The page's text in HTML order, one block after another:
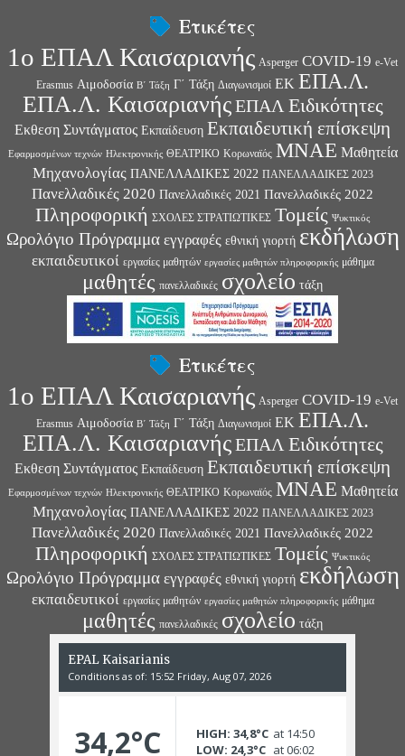
Ετικέτες
1ο ΕΠΑΛ Καισαριανής Asperger COVID-19 e-Vet
Erasmus Αιμοδοσία Β΄ Τάξη Γ΄ Τάξη Διαγωνισμοί ΕΚ ΕΠΑ.Λ.
ΕΠΑ.Λ. Καισαριανής ΕΠΑΛ Ειδικότητες
Εκθεση Συντάγματος Εκπαίδευση Εκπαιδευτική επίσκεψη
Εφαρμοσμένων τεχνών Ηλεκτρονικής ΘΕΑΤΡΙΚΟ Κορωναϊός ΜΝΑΕ Μαθητεία
Μηχανολογίας ΠΑΝΕΛΛΑΔΙΚΕΣ 2022 ΠΑΝΕΛΛΑΔΙΚΕΣ 2023
Πανελλαδικές 2020 Πανελλαδικές 2021 Πανελλαδικές 2022
Πληροφορική ΣΧΟΛΕΣ ΣΤΡΑΤΙΩΤΙΚΕΣ Τομείς Ψυκτικός
Ωρολόγιο Πρόγραμμα εγγραφές εθνική γιορτή εκδήλωση
εκπαιδευτικοί εργασίες μαθητών εργασίες μαθητών πληροφορικής μάθημα
μαθητές πανελλαδικές σχολείο τάξη
Ετικέτες
1ο ΕΠΑΛ Καισαριανής Asperger COVID-19 e-Vet
Erasmus Αιμοδοσία Β΄ Τάξη Γ΄ Τάξη Διαγωνισμοί ΕΚ ΕΠΑ.Λ.
ΕΠΑ.Λ. Καισαριανής ΕΠΑΛ Ειδικότητες
Εκθεση Συντάγματος Εκπαίδευση Εκπαιδευτική επίσκεψη
Εφαρμοσμένων τεχνών Ηλεκτρονικής ΘΕΑΤΡΙΚΟ Κορωναϊός ΜΝΑΕ Μαθητεία
Μηχανολογίας ΠΑΝΕΛΛΑΔΙΚΕΣ 2022 ΠΑΝΕΛΛΑΔΙΚΕΣ 2023
Πανελλαδικές 2020 Πανελλαδικές 2021 Πανελλαδικές 2022
Πληροφορική ΣΧΟΛΕΣ ΣΤΡΑΤΙΩΤΙΚΕΣ Τομείς Ψυκτικός
Ωρολόγιο Πρόγραμμα εγγραφές εθνική γιορτή εκδήλωση
εκπαιδευτικοί εργασίες μαθητών εργασίες μαθητών πληροφορικής μάθημα
μαθητές πανελλαδικές σχολείο τάξη